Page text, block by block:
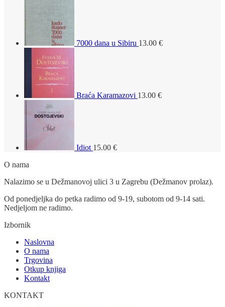
7000 dana u Sibiru 13.00 €
Braća Karamazovi 13.00 €
Idiot 15.00 €
O nama
Nalazimo se u Dežmanovoj ulici 3 u Zagrebu (Dežmanov prolaz).
Od ponedjeljka do petka radimo od 9-19, subotom od 9-14 sati.
Nedjeljom ne radimo.
Izbornik
Naslovna
O nama
Trgovina
Otkup knjiga
Kontakt
KONTAKT